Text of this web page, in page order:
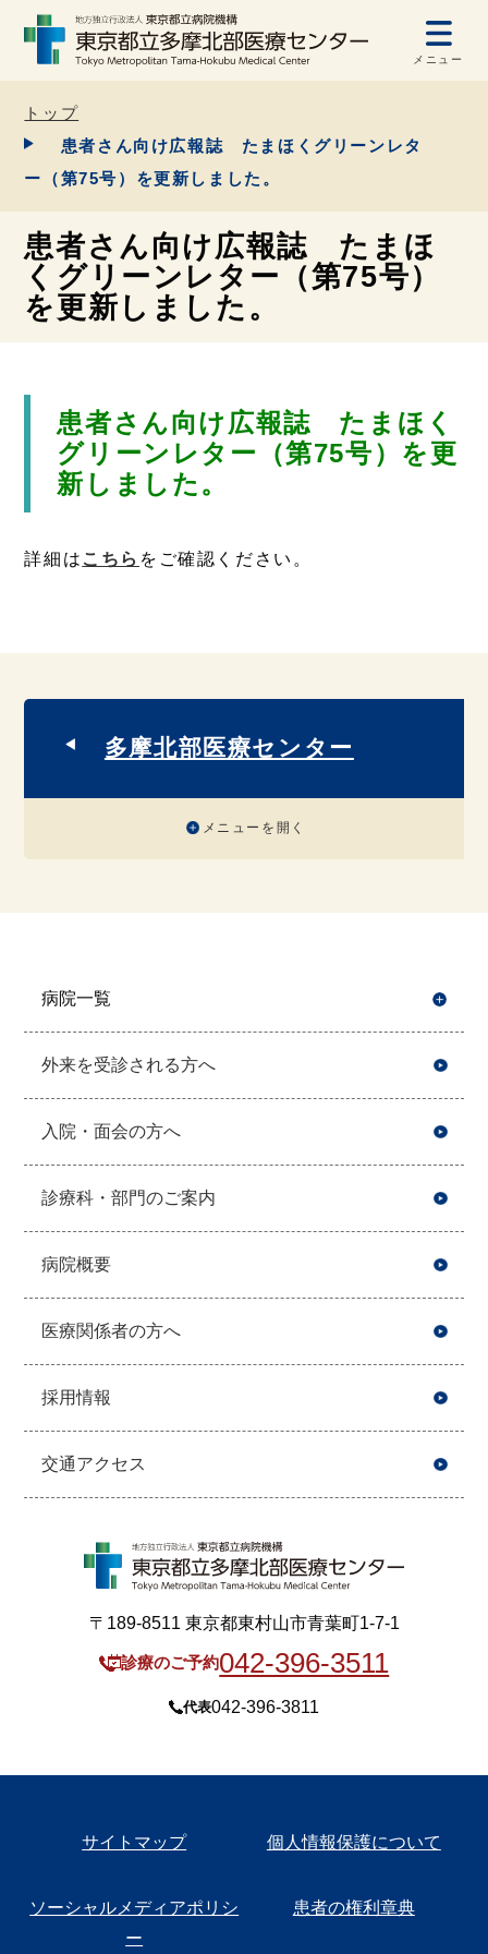
メニュー
トップ
患者さん向け広報誌 たまほくグリーンレタ
ー（第75号）を更新しました。
患者さん向け広報誌 たまほ
くグリーンレター（第75号）
を更新しました。
患者さん向け広報誌 たまほく
グリーンレター（第75号）を更
新しました。
詳細は こちら をご確認ください。
多摩北部医療センター
メニューを開く
病院一覧
外来を受診される方へ
入院・面会の方へ
診療科・部門のご案内
病院概要
医療関係者の方へ
採用情報
交通アクセス
〒189-8511 東京都東村山市青葉町1-7-1
診療のご予約042-396-3511
代表042-396-3811
サイトマップ 個人情報保護について
ソーシャルメディアポリシ
ー
患者の権利章典